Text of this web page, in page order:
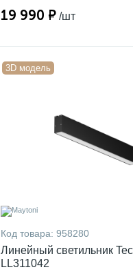
19 990 ₽ /шт
3D модель
Код товара: 958280
Линейный светильник
LL311042